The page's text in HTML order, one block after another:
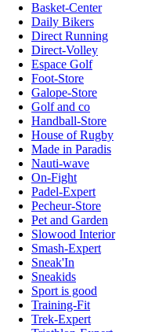
Basket-Center
Daily Bikers
Direct Running
Direct-Volley
Espace Golf
Foot-Store
Galope-Store
Golf and co
Handball-Store
House of Rugby
Made in Paradis
Nauti-wave
On-Fight
Padel-Expert
Pecheur-Store
Pet and Garden
Slowood Interior
Smash-Expert
Sneak'In
Sneakids
Sport is good
Training-Fit
Trek-Expert